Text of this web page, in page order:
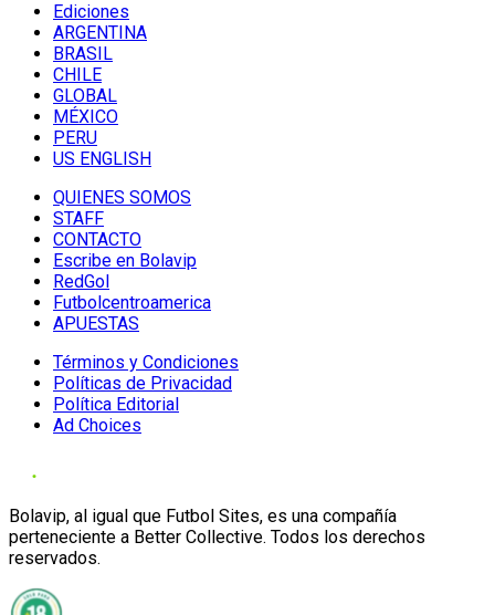
Ediciones
ARGENTINA
BRASIL
CHILE
GLOBAL
MÉXICO
PERU
US ENGLISH
QUIENES SOMOS
STAFF
CONTACTO
Escribe en Bolavip
RedGol
Futbolcentroamerica
APUESTAS
Términos y Condiciones
Políticas de Privacidad
Política Editorial
Ad Choices
Bolavip, al igual que Futbol Sites, es una compañía
perteneciente a Better Collective. Todos los derechos
reservados.